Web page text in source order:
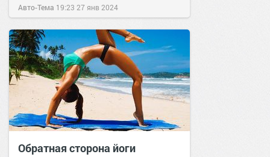
Авто-Тема 19:23 27 янв 2024
Обратная сторона йоги